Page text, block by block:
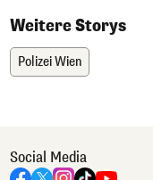
Weitere Storys
Polizei Wien
Social Media